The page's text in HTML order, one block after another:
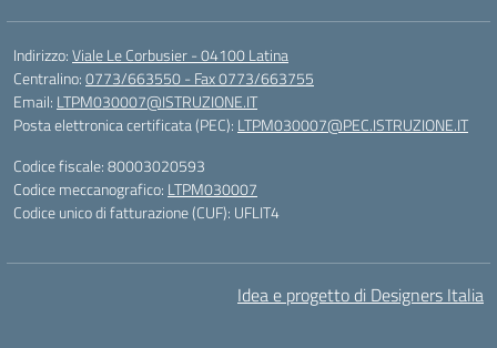
Indirizzo:Viale Le Corbusier - 04100 Latina
Centralino:0773/663550 - Fax 0773/663755
Email: LTPM030007@ISTRUZIONE.IT
Posta elettronica certificata (PEC): LTPM030007@PEC.ISTRUZIONE.IT
Codice fiscale: 80003020593
Codice meccanografico: LTPM030007
Codice unico di fatturazione (CUF): UFLIT4
Idea e progetto di Designers Italia